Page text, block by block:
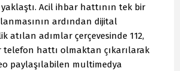
Acil ihbar hattının tek bir
ardından dijital
atılan adımlar çerçevesinde 112,
telefon hattı olmaktan çıkarılarak
paylaşılabilen multimedya